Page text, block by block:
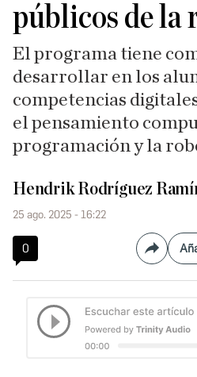
públicos de la
El programa tiene
desarrollar en los
competencias
el pensamiento
programación y la
Hendrik Rodríguez
25 ago. 2025 - 16:22
0